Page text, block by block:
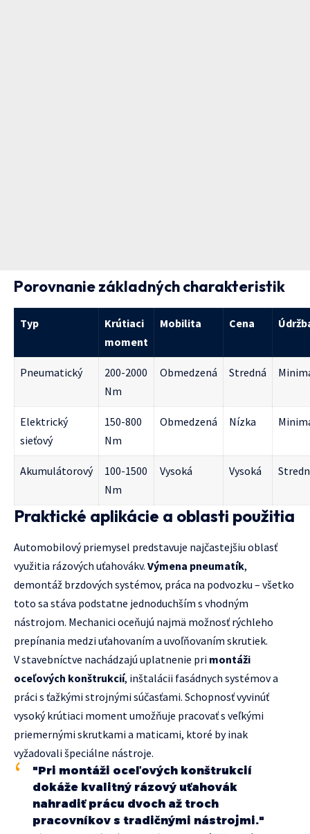
Porovnanie základných charakteristik
Typ
Krútiaci
moment
Mobilita Cena
Pneumatický
200-2000
Nm
Obmedzená Stredná
Elektrický
sieťový
150-800
Nm
Obmedzená Nízka
Akumulátorový
100-1500
Nm
Vysoká Vysoká
Praktické aplikácie a oblasti použitia
Automobilový priemysel predstavuje najčastejšiu oblasť
využitia rázových uťahovákv. Výmena pneumatík,
demontáž brzdových systémov, práca na podvozku – všetko
toto sa stáva podstatne jednoduchším s vhodným
nástrojom. Mechanici oceňujú najmä možnosť rýchleho
prepínania medzi uťahovaním a uvoľňovaním skrutiek.
V stavebníctve nachádzajú uplatnenie pri montáži
oceľových konštrukcií, inštalácii fasádnych systémov a
práci s ťažkými strojnými súčasťami. Schopnosť vyvinúť
vysoký krútiaci moment umožňuje pracovať s veľkými
priemernými skrutkami a maticami, ktoré by inak
vyžadovali špeciálne nástroje.
"Pri montáži oceľových konštrukcií
dokáže kvalitný rázový uťahovák
nahradiť prácu dvoch až troch
pracovníkov s tradičnými nástrojmi."